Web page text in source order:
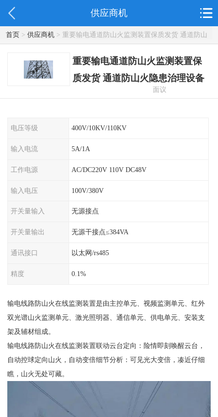
供应商机
首页> 供应商机> 重要输电通道防山火监测装置保质发货 通道防山
火隐患治理设备
重要输电通道防山火监测装置保
质发货 通道防山火隐患治理设备
面议
电压等级 400V/10KV/110KV
输入电流 5A/1A
工作电源 AC/DC220V 110V DC48V
输入电压 100V/380V
开关量输入 无源接点
开关量输出 无源干接点≤384VA
通讯接口 以太网/rs485
精度 0.1%
输电线路防山火在线监测装置是由主控单元、视频监测单元、红外
双光谱山火监测单元、激光照明器、通信单元、供电单元、安装支
架及辅材组成。
输电线路防山火在线监测装置联动云台定向：险情即刻唤醒云台，
自动控球定向山火，自动变倍细节分析：可见光大变倍，凑近仔细
瞧，山火无处可藏。